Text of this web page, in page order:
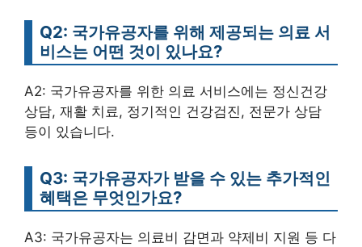
Q2: 국가유공자를 위해 제공되는 의료 서
비스는 어떤 것이 있나요?
A2: 국가유공자를 위한 의료 서비스에는 정신건강
상담, 재활 치료, 정기적인 건강검진, 전문가 상담
등이 있습니다.
Q3: 국가유공자가 받을 수 있는 추가적인
혜택은 무엇인가요?
A3: 국가유공자는 의료비 감면과 약제비 지원 등 다